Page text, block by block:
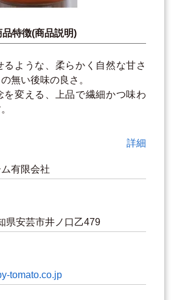
品特徴(商品説明)
るような、柔らかく自然な甘さ
無い後味の良さ。
を変える、上品で繊細かつ味わ
詳細
有限会社
県安芸市井ノ口乙479
tomato.co.jp